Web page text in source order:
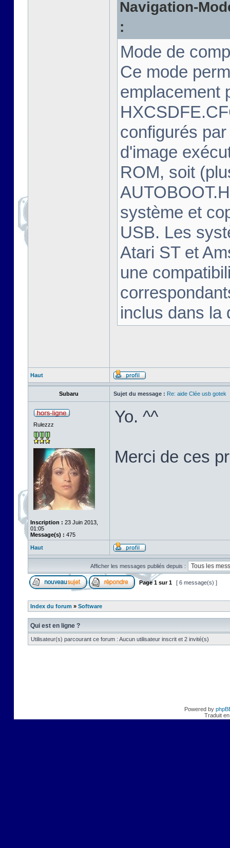
Navigation-
:
Mode de
Ce mode
emplacement
configurés
d'image
ROM, soit
système et
USB. Les
Atari ST et
une
inclus dans la
Haut
Subaru Sujet du message : Re: aide Clée usb gotek
Rulezzz
Inscription : 23 Juin 2013,
01:05
Message(s) : 475
Yo. ^^
Merci de ces
Haut
Afficher les messages publiés depuis :
Page1 sur1 [ 6 message(s) ]
Index du forum » Software
Qui est en ligne ?
Utilisateur(s) parcourant ce forum : Aucun utilisateur inscrit et 2 invité(s)
Powered by
Traduit